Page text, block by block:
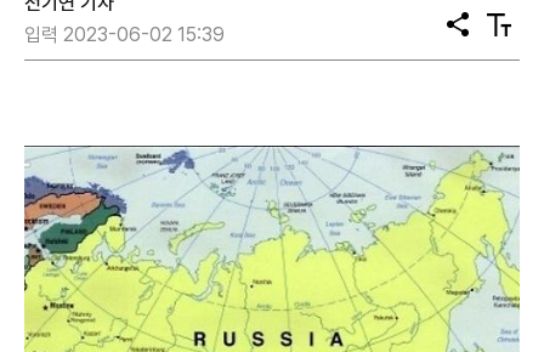
입력 2023-06-02 15:39
공
유
텍
스